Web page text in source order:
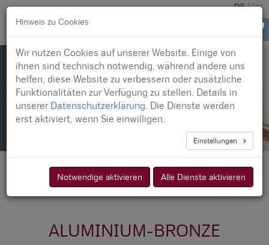
DE EN
Home Werkstoffe Aluminium-Bronze
ALUMINIUM-BRONZE
Hinweis zu Cookies
Wir nutzen Cookies auf unserer Website. Einige von
ihnen sind technisch notwendig, während andere uns
helfen, diese Website zu verbessern oder zusätzliche
Funktionalitäten zur Verfügung zu stellen. Details in
unserer Datenschutzerklärung. Die Dienste werden
erst aktiviert, wenn Sie einwilligen.
Einstellungen
Notwendige aktivieren Alle Dienste aktivieren